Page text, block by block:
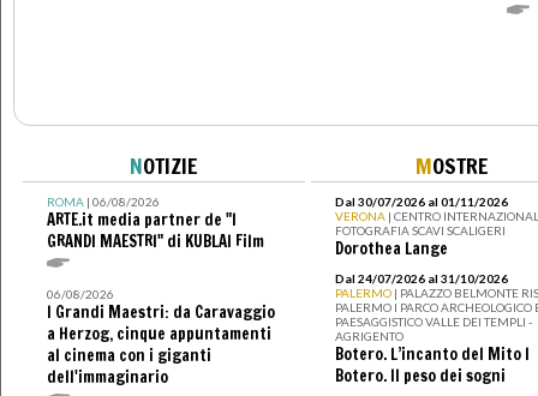
NOTIZIE
ROMA| 06/08/2026
ARTE.it media partner de "I
GRANDI MAESTRI" di KUBLAI Film
06/08/2026
I Grandi Maestri: da Caravaggio
a Herzog, cinque appuntamenti
al cinema con i giganti
dell'immaginario
MOSTRE
Dal 30/07/2026 al 01/11/2026
VERONA | CENTRO
FOTOGRAFIA SCAVI SCALIGERI
Dorothea Lange
Dal 24/07/2026 al 31/10/2026
PALERMO | PALAZZO BELMONTE
PALERMO I PARCO ARCHEOLOGICO
PAESAGGISTICO VALLE DEI TEMPLI -
AGRIGENTO
Botero. L’incanto del Mito I
Botero. Il peso dei sogni